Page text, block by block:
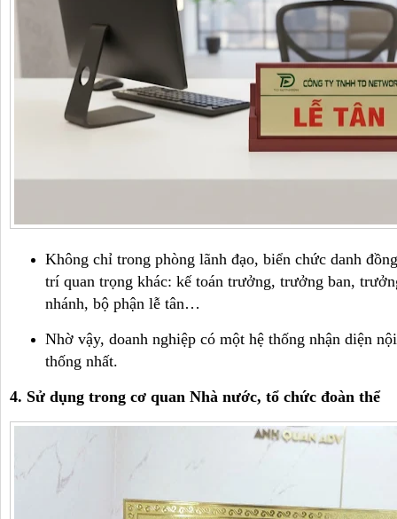
Không chỉ trong phòng lãnh đạo, biển chức danh
trí quan trọng khác: kế toán trưởng, trưởng ban,
nhánh, bộ phận lễ tân…
Nhờ vậy, doanh nghiệp có một hệ thống nhận diện
thống nhất.
4. Sử dụng trong cơ quan Nhà nước, tổ chức đoàn thể